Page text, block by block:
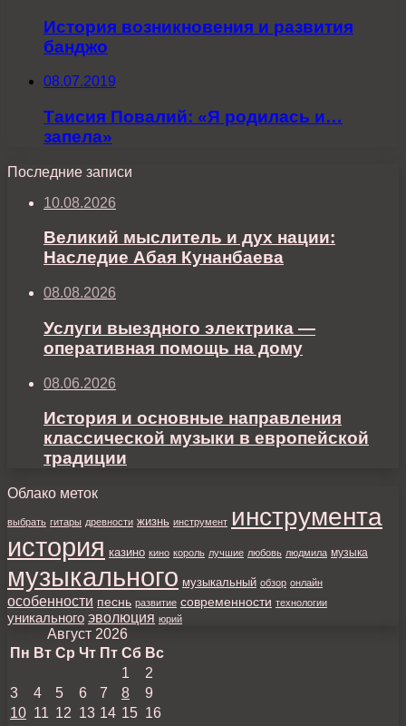
История возникновения и развития
банджо
08.07.2019
Таисия Повалий: «Я родилась и…
запела»
Последние записи
10.08.2026
Великий мыслитель и дух нации:
Наследие Абая Кунанбаева
08.08.2026
Услуги выездного электрика —
оперативная помощь на дому
08.06.2026
История и основные направления
классической музыки в европейской
традиции
Облако меток
выбрать гитары древности жизнь инструмент инструмента
история казино кино король лучшие любовь людмила музыка
музыкального музыкальный обзор онлайн
особенности песнь развитие современности технологии
уникального эволюция юрий
Август 2026
Пн Вт Ср Чт Пт Сб Вс
1
2
3
4 5 6 7 8
9
10 11 12 13 14 15 16